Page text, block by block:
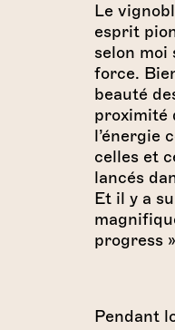
Le
esprit
selon moi
force.
beauté
proximité
l’énergie
celles et
lancés
Et il y a
progress
Pendant